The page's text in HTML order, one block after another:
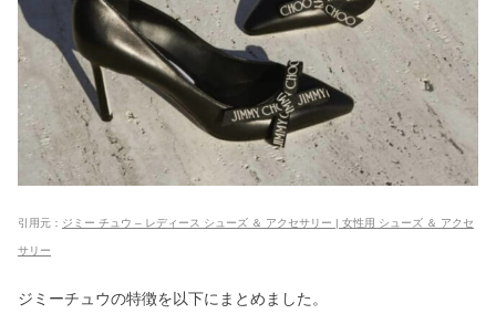
かしい？芸能人&評判まとめ
タケオキクチの年齢層ってどうなの？
ダサいの評判を調べてみた
い・怪しい評判は嘘？
【50代レディース】センスのいい財布
引用元： ジミー チュウ – レディース シューズ ＆ アクセサリー | 女性用 シューズ ＆ アクセ
サリー
ジミーチュウの特徴を以下にまとめました。